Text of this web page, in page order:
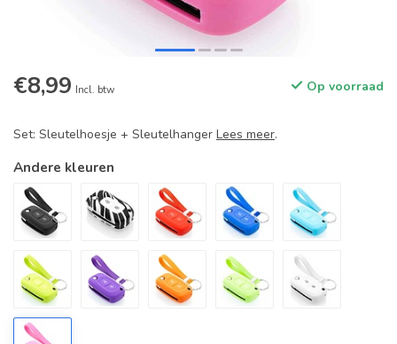
€8,99 Incl. btw Op voorraad
Set: Sleutelhoesje + Sleutelhanger Lees meer.
Andere kleuren